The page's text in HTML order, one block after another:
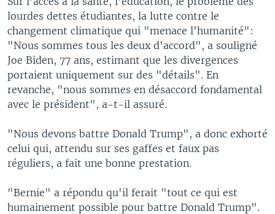
lourdes dettes étudiantes, la lutte contre le
changement climatique qui "menace l'humanité":
"Nous sommes tous les deux d'accord", a souligné
Joe Biden, 77 ans, estimant que les divergences
portaient uniquement sur des "détails". En
revanche, "nous sommes en désaccord fondamental
avec le président", a-t-il assuré.
"Nous devons battre Donald Trump", a donc exhorté
celui qui, attendu sur ses gaffes et faux pas
réguliers, a fait une bonne prestation.
"Bernie" a répondu qu'il ferait "tout ce qui est
humainement possible pour battre Donald Trump".